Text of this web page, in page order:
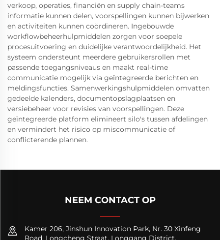
verkoop, operaties, financiën en supply chain-teams
informatie kunnen delen, voorspellingen kunnen bijwerken
en activiteiten kunnen coördineren. Ingebouwde
workflowbeheerhulpmiddelen zorgen voor soepele
procesuitvoering en duidelijke verantwoordelijkheid. Het
systeem ondersteunt meerdere gebruikersrollen met
passende toegangsniveaus en maakt real-time
communicatie mogelijk via geïntegreerde berichten en
meldingsfuncties. Samenwerkingshulpmiddelen omvatten
gedeelde kalenders, documentopslagplaatsen en
versiebeheer voor revisies van voorspellingen. Deze
geïntegreerde platform elimineert silo's tussen afdelingen
en vermindert het risico op miscommunicatie of
conflicterende plannen.
NEEM CONTACT OP
Kamer 206, Jinshun Innovation Park, Nr. 30 Xinfeng
Road, Longcheng Straat, Longgang District,